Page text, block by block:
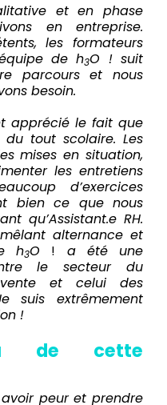
et en phase
en entreprise.
les formateurs
de h3O ! suit
parcours et nous
besoin.
apprécié le fait que
tout scolaire. Les
mises en situation,
les entretiens
d’exercices
bien ce que nous
qu’Assistant.e RH.
alternance et
h3O ! a été une
le secteur du
et celui des
suis extrêmement
!
de cette
peur et prendre